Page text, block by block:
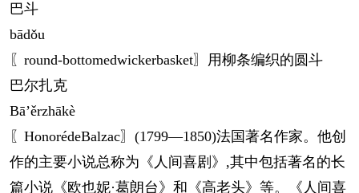
巴斗
bādǒu
〖round-bottomedwickerbasket〗用柳条编织的圆斗
巴尔扎克
Bā’ěrzhākè
〖HonorédeBalzac〗(1799—1850)法国著名作家。他创
作的主要小说总称为《人间喜剧》,其中包括著名的长
篇小说《欧也妮·葛朗台》和《高老头》等。《人间喜